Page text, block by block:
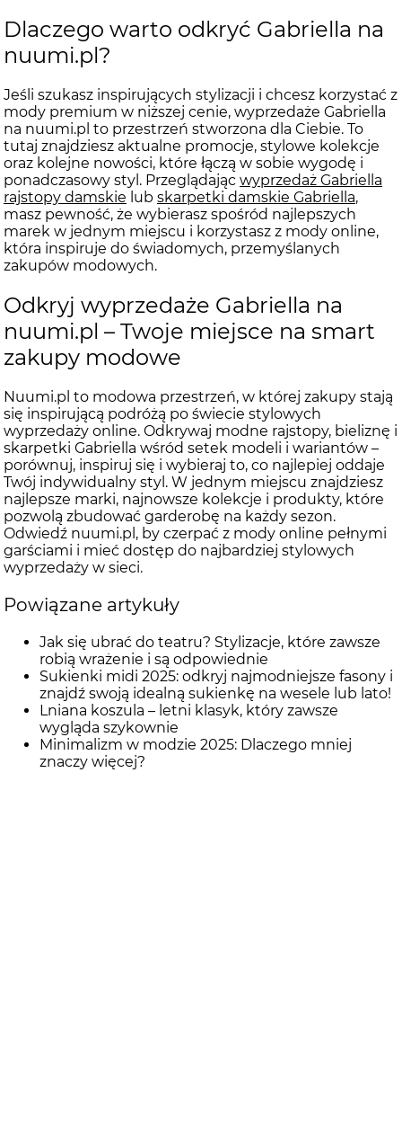
Dlaczego warto odkryć Gabriella na
nuumi.pl?
Jeśli szukasz inspirujących stylizacji i chcesz korzystać z
mody premium w niższej cenie, wyprzedaże Gabriella
na nuumi.pl to przestrzeń stworzona dla Ciebie. To
tutaj znajdziesz aktualne promocje, stylowe kolekcje
oraz kolejne nowości, które łączą w sobie wygodę i
ponadczasowy styl. Przeglądając wyprzedaż Gabriella
rajstopy damskie lub skarpetki damskie Gabriella,
masz pewność, że wybierasz spośród najlepszych
marek w jednym miejscu i korzystasz z mody online,
która inspiruje do świadomych, przemyślanych
zakupów modowych.
Odkryj wyprzedaże Gabriella na
nuumi.pl – Twoje miejsce na smart
zakupy modowe
Nuumi.pl to modowa przestrzeń, w której zakupy stają
się inspirującą podróżą po świecie stylowych
wyprzedaży online. Odkrywaj modne rajstopy, bieliznę i
skarpetki Gabriella wśród setek modeli i wariantów –
porównuj, inspiruj się i wybieraj to, co najlepiej oddaje
Twój indywidualny styl. W jednym miejscu znajdziesz
najlepsze marki, najnowsze kolekcje i produkty, które
pozwolą zbudować garderobę na każdy sezon.
Odwiedź nuumi.pl, by czerpać z mody online pełnymi
garściami i mieć dostęp do najbardziej stylowych
wyprzedaży w sieci.
Powiązane artykuły
Jak się ubrać do teatru? Stylizacje, które zawsze
robią wrażenie i są odpowiednie
Sukienki midi 2025: odkryj najmodniejsze fasony i
znajdź swoją idealną sukienkę na wesele lub lato!
Lniana koszula – letni klasyk, który zawsze
wygląda szykownie
Minimalizm w modzie 2025: Dlaczego mniej
znaczy więcej?